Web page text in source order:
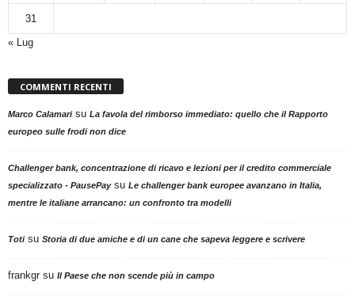
31
« Lug
COMMENTI RECENTI
Marco Calamarisu La favola del rimborso immediato: quello che il Rapporto
europeo sulle frodi non dice
Challenger bank, concentrazione di ricavo e lezioni per il credito commerciale
specializzato - PausePaysu Le challenger bank europee avanzano in Italia,
mentre le italiane arrancano: un confronto tra modelli
Totisu Storia di due amiche e di un cane che sapeva leggere e scrivere
frankgr su Il Paese che non scende più in campo